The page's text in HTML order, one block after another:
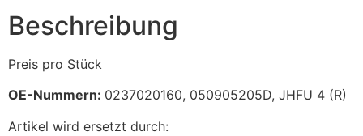
Beschreibung
Preis pro Stück
OE-Nummern: 0237020160, 050905205D, JHFU 4 (R)
Artikel wird ersetzt durch: